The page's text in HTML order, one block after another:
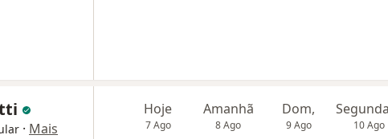
· Mais
Hoje
7 Ago
Amanhã
8 Ago
Dom,
9 Ago 10 Ago